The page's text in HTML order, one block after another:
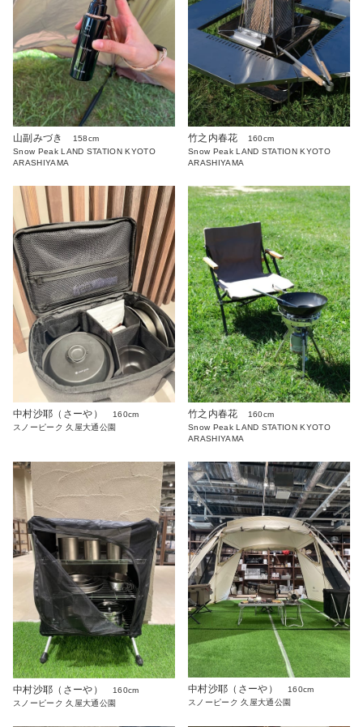
山副みづき
158cm
Snow Peak LAND STATION KYOTO
ARASHIYAMA
竹之内春花
160cm
Snow Peak LAND STATION KYOTO
ARASHIYAMA
中村沙耶（さーや）
160cm
スノーピーク 久屋大通公園
竹之内春花
160cm
Snow Peak LAND STATION KYOTO
ARASHIYAMA
中村沙耶（さーや）
160cm
スノーピーク 久屋大通公園
中村沙耶（さーや）
160cm
スノーピーク 久屋大通公園